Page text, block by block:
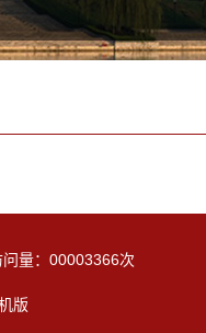
量： 00003366次
版